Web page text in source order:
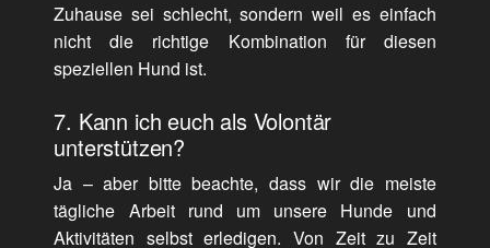
Zuhause sei schlecht, sondern weil es einfach
nicht die richtige Kombination für diesen
speziellen Hund ist.
7. Kann ich euch als Volontär
unterstützen?
Ja – aber bitte beachte, dass wir die meiste
tägliche Arbeit rund um unsere Hunde und
Aktivitäten selbst erledigen. Von Zeit zu Zeit